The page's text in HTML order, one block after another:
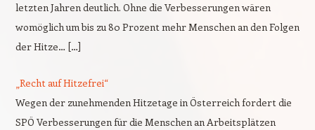
letzten Jahren deutlich. Ohne die Verbesserungen wären
womöglich um bis zu 80 Prozent mehr Menschen an den Folgen
der Hitze… […]
„Recht auf Hitzefrei“
Wegen der zunehmenden Hitzetage in Österreich fordert die
SPÖ Verbesserungen für die Menschen an Arbeitsplätzen